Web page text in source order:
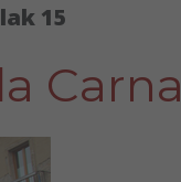
15